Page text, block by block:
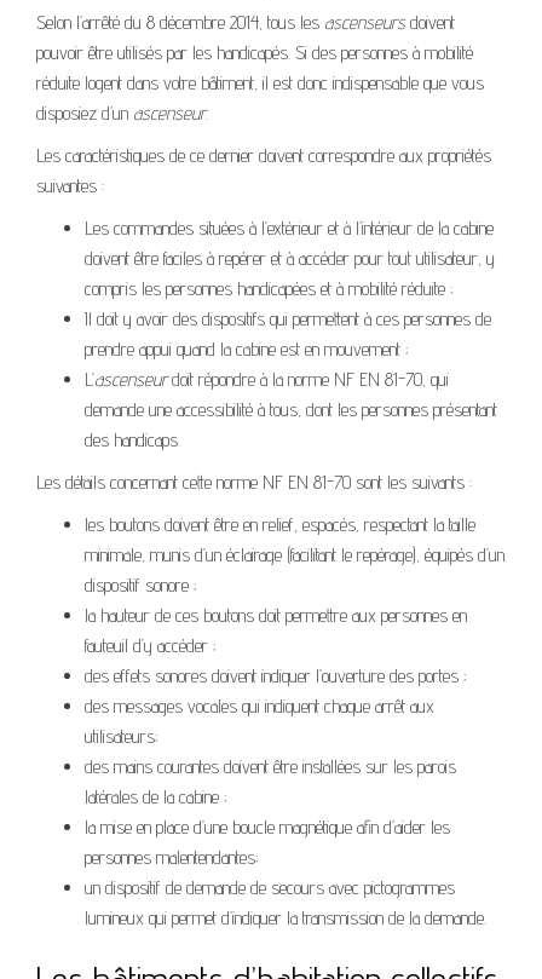
Selon l’arrêté du 8 décembre 2014, tous les ascenseursdoivent
pouvoir être utilisés par les handicapés. Si des personnes à mobilité
réduite logent dans votre bâtiment, il est donc indispensable que vous
disposiez d’un ascenseur.
Les caractéristiques de ce dernier doivent correspondre aux propriétés
suivantes :
Les commandes situées à l’extérieur et à l’intérieur de la cabine
doivent être faciles à repérer et à accéder pour tout utilisateur, y
compris les personnes handicapées et à mobilité réduite ;
Il doit y avoir des dispositifs qui permettent à ces personnes de
prendre appui quand la cabine est en mouvement ;
L’ascenseurdoit répondre à la norme NF EN 81-70, qui
demande une accessibilité à tous, dont les personnes présentant
des handicaps.
Les détails concernant cette norme NF EN 81-70 sont les suivants :
les boutons doivent être en relief, espacés, respectant la taille
minimale, munis d’un éclairage (facilitant le repérage), équipés d’un
dispositif sonore ;
la hauteur de ces boutons doit permettre aux personnes en
fauteuil d’y accéder ;
des effets sonores doivent indiquer l’ouverture des portes ;
des messages vocales qui indiquent chaque arrêt aux
utilisateurs;
des mains courantes doivent être installées sur les parois
latérales de la cabine ;
la mise en place d’une boucle magnétique afin d’aider les
personnes malentendantes;
un dispositif de demande de secours avec pictogrammes
lumineux qui permet d’indiquer la transmission de la demande.